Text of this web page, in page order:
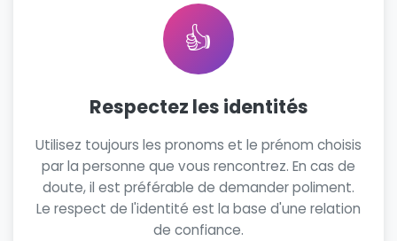
👍
Respectez les identités
Utilisez toujours les pronoms et le prénom choisis
par la personne que vous rencontrez. En cas de
doute, il est préférable de demander poliment.
Le respect de l'identité est la base d'une relation
de confiance.